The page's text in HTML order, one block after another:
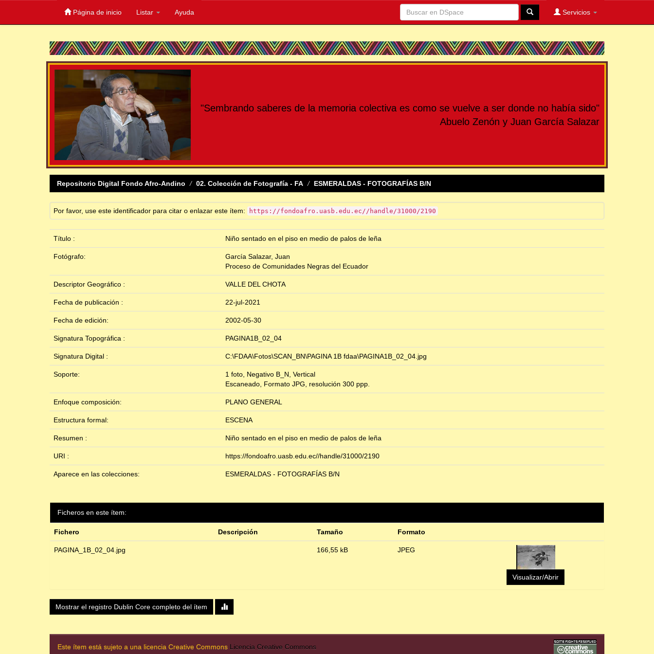
Página de inicio Listar Ayuda Servicios
"Sembrando saberes de la memoria colectiva es como se vuelve a ser donde no había sido"
Abuelo Zenón y Juan García Salazar
Repositorio Digital Fondo Afro-Andino 02. Colección de Fotografía - FA ESMERALDAS - FOTOGRAFÍAS B/N
Por favor, use este identificador para citar o enlazar este ítem: https://fondoafro.uasb.edu.ec//handle/31000/2190
Título : Niño sentado en el piso en medio de palos de leña
Fotógrafo:
García Salazar, Juan
Proceso de Comunidades Negras del Ecuador
Descriptor Geográfico : VALLE DEL CHOTA
Fecha de publicación : 22-jul-2021
Fecha de edición: 2002-05-30
Signatura Topográfica : PAGINA1B_02_04
Signatura Digital : C:\FDAA\Fotos\SCAN_BN\PAGINA 1B fdaa\PAGINA1B_02_04.jpg
Soporte:
1 foto, Negativo B_N, Vertical
Escaneado, Formato JPG, resolución 300 ppp.
Enfoque composición: PLANO GENERAL
Estructura formal: ESCENA
Resumen : Niño sentado en el piso en medio de palos de leña
URI : https://fondoafro.uasb.edu.ec//handle/31000/2190
Aparece en las colecciones: ESMERALDAS - FOTOGRAFÍAS B/N
Ficheros en este ítem:
Fichero Descripción Tamaño Formato
PAGINA_1B_02_04.jpg 166,55 kB JPEG
Visualizar/Abrir
Mostrar el registro Dublin Core completo del ítem
Este ítem está sujeto a una licencia Creative Commons Licencia Creative Commons